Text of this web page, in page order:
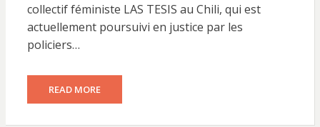
collectif féministe LAS TESIS au Chili, qui est
actuellement poursuivi en justice par les
policiers…
READ MORE